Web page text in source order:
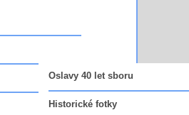
Oslavy 40 let sboru
Vedoucí funkcionáři sboru
Historické fotky